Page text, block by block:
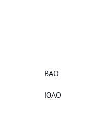
ВАО
ЮАО